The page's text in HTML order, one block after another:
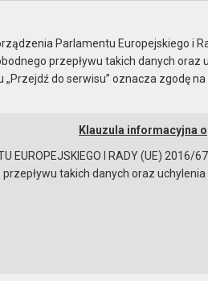
Instrukcja korzystania
z art. 33 ustawy z
Parlamentu Europejskiego i
przepływu takich danych
do serwisu” oznacza zgodę
Klauzula informacyjna
EUROPEJSKIEGO I RADY (UE)
takich danych oraz